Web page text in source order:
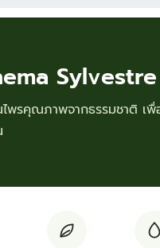
Sylvestre
พรคุณภาพจากธรรมชาติ เ